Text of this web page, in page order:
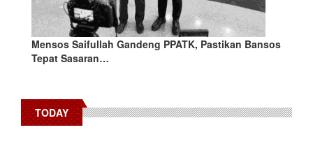
Mensos Saifullah Gandeng PPATK, Pastikan Bansos
Tepat Sasaran…
TODAY